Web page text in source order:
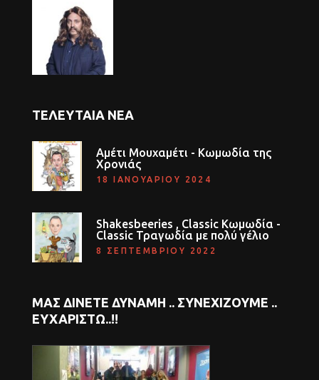
ΤΕΛΕΥΤΑΊΑ ΝΈΑ
Αμέτι Μουχαμέτι - Κωμωδία της
Χρονιάς
18 ΙΑΝΟΥΑΡΊΟΥ 2024
Shakesbeeries , Classic Κωμωδία -
Classic Τραγωδία με πολύ γέλιο
8 ΣΕΠΤΕΜΒΡΊΟΥ 2022
ΜΑΣ ΔΊΝΕΤΕ ΔΎΝΑΜΗ .. ΣΥΝΕΧΊΖΟΥΜΕ ..
EΥΧΑΡΙΣΤΏ..!!